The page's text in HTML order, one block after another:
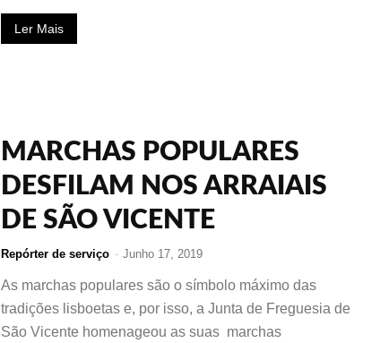
Ler Mais
MARCHAS POPULARES
DESFILAM NOS ARRAIAIS
DE SÃO VICENTE
Repórter de serviço - Junho 17, 2019
As marchas populares são o símbolo máximo das
tradições lisboetas e, por isso, a Junta de Freguesia de
São Vicente homenageou as suas marchas